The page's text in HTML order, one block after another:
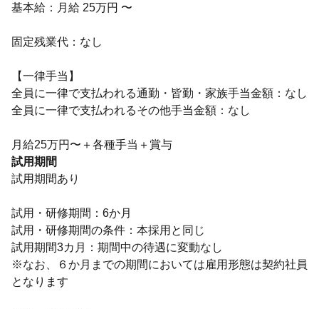
基本給：月給 25万円 〜
固定残業代：なし
【一律手当】
全員に一律で支払われる通勤・皆勤・家族手当金額：なし
全員に一律で支払われるその他手当金額：なし
月給25万円〜＋各種手当＋賞与
試用期間
試用期間あり
試用・研修期間：6か月
試用・研修期間の条件：本採用と同じ
試用期間3カ月：期間中の待遇に変動なし
※なお、６か月までの期間においては雇用形態は契約社員
となります